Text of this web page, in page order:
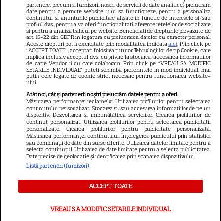
Elle
Unica
Retete practice
URMĂREȘTE-NE PE
Copyright2026 Ringier Romania – Toate Drepturile rezervate
Jocurile de noroc sunt interzise minorilor.
partenere, precum si furnizorii nostri de servicii de date analitice) prelucram
date pentru a permite website-ului sa functioneze, pentru a personaliza
continutul si anunturile publicitare afisate in functie de interesele si/sau
profilul dvs., pentru a va oferi functionalitati aferente retelelor de socializare
si pentru a analiza traficul pe website. Beneficiati de drepturile prevazute de
art. 15-22 din GDPR in legatura cu prelucrarea datelor cu caracter personal.
Aceste drepturi pot fi exercitate prin modalitatea indicataaici. Prin click pe
“ACCEPT TOATE”, acceptati folosirea tuturor Tehnologiilor de tip Cookie, care
implica inclusiv acceptul dvs. cu privire la stocarea/accesarea informatiilor
de catre Vendor-ii cu care colaboram. Prin click pe “VREAU SA MODIFIC
SETARILE INDIVIDUAL” puteti schimba preferintele in mod individual, mai
putin cele legate de cookie strict necesare pentru functionarea website-
ului.
Atât noi, cât și partenerii noștri prelucrăm datele pentru a oferi:
Măsurarea performanței reclamelor. Utilizarea profilurilor pentru selectarea
conținutului personalizat. Stocarea și/sau accesarea informațiilor de pe un
dispozitiv. Dezvoltarea și îmbunătățirea serviciilor. Crearea profilurilor de
conținut personalizat. Utilizarea profilurilor pentru selectarea publicității
personalizate. Crearea profilurilor pentru publicitate personalizată.
Măsurarea performanței conținutului. Înțelegerea publicului prin statistici
sau combinații de date din surse diferite. Utilizarea datelor limitate pentru a
selecta conținutul. Utilizarea de date limitate pentru a selecta publicitatea.
Date precise de geolocație și identificarea prin scanarea dispozitivului.
Listă parteneri (furnizori)
ACCEPT TOATE
VREAU SA MODIFIC SETARILE INDIVIDUAL